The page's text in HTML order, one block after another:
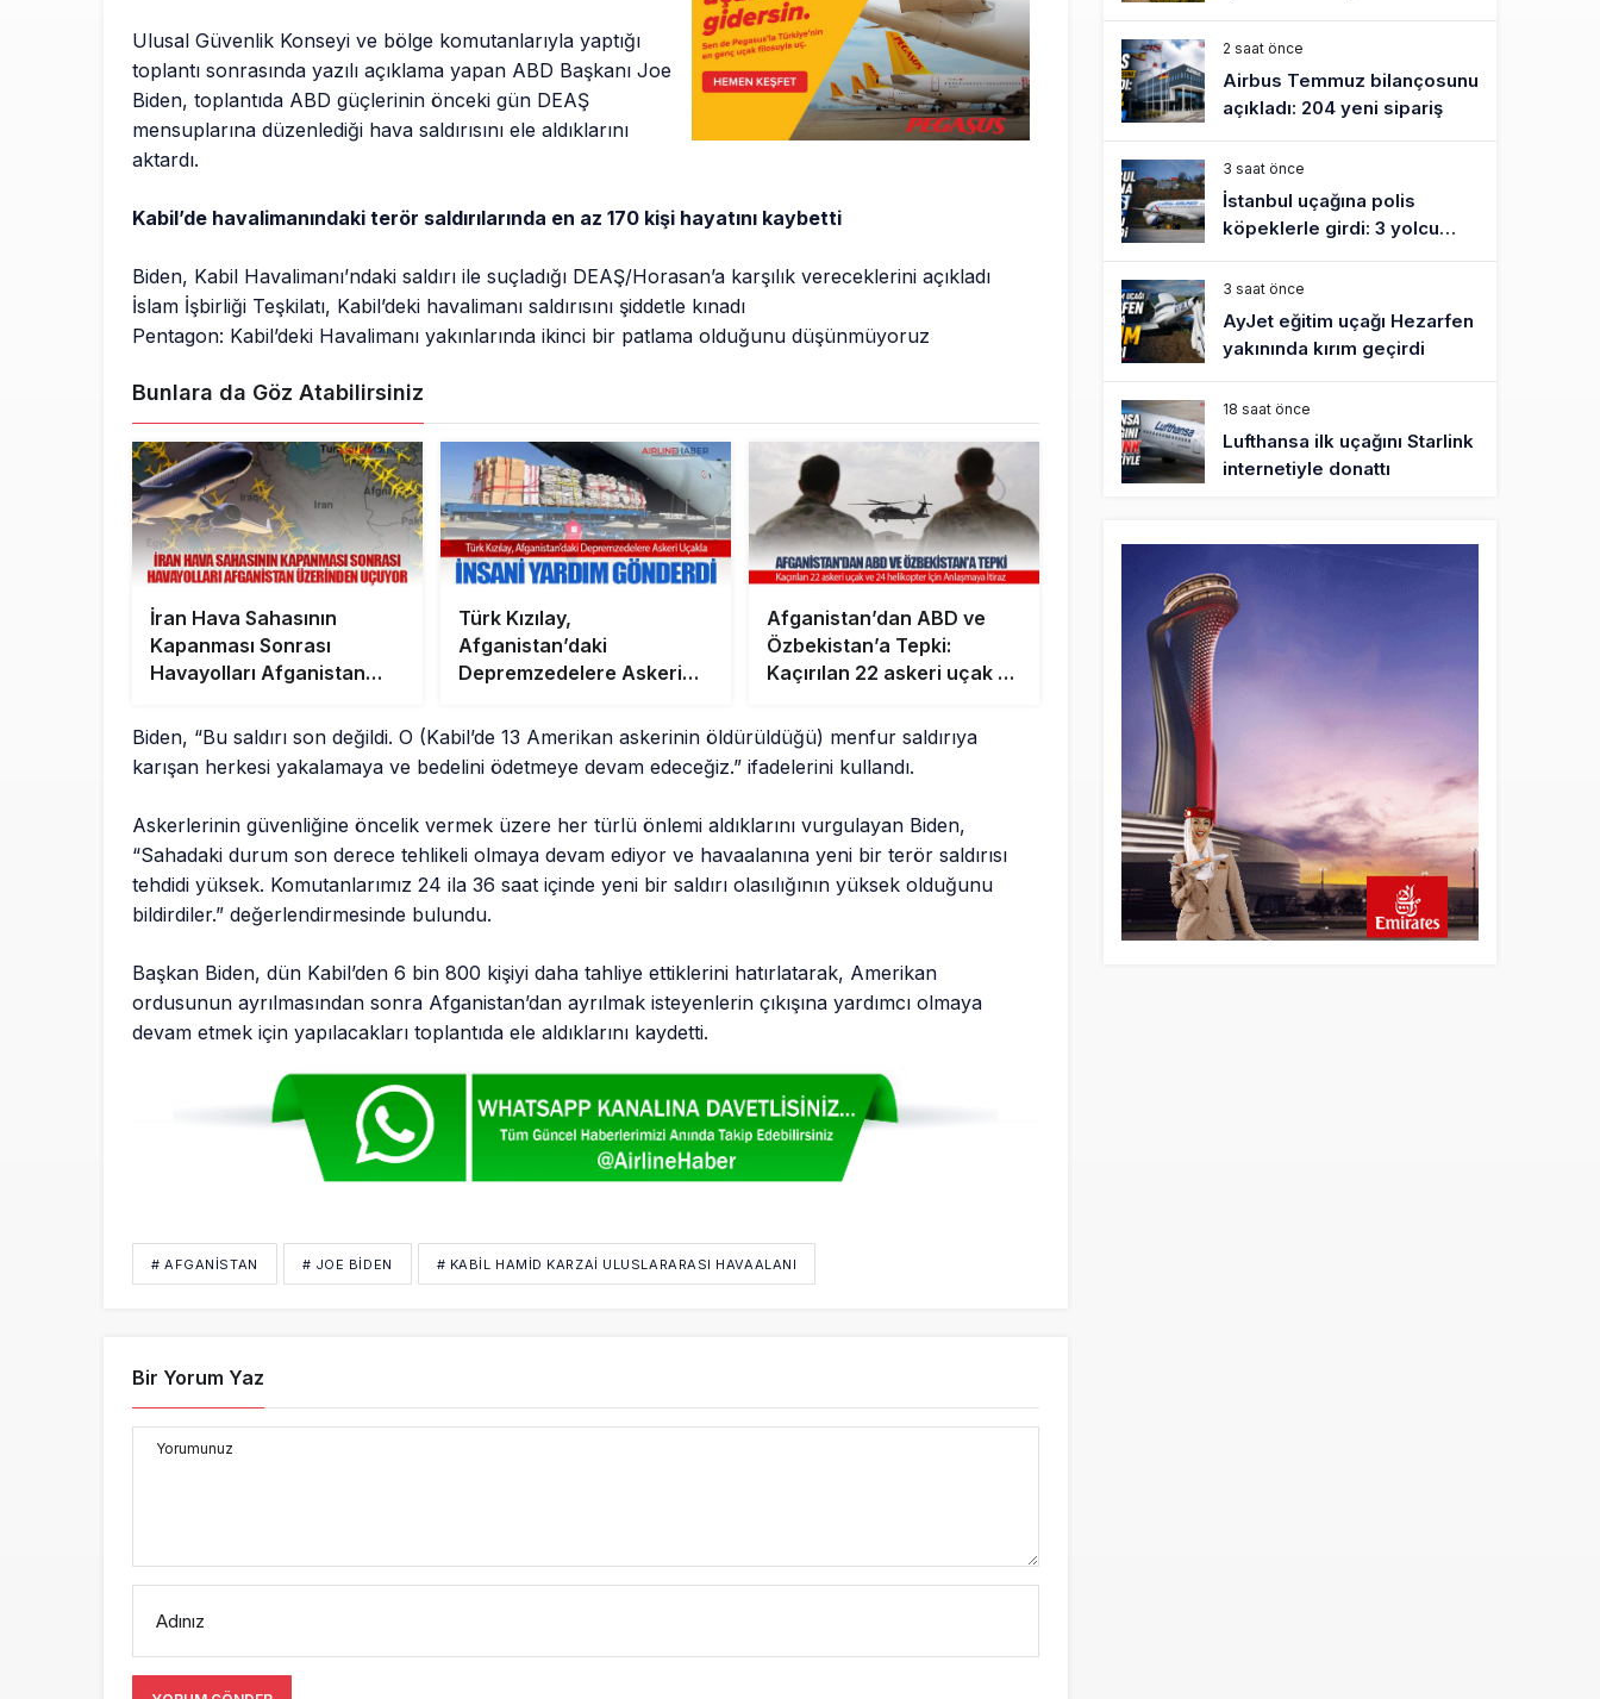
Ulusal Güvenlik Konseyi ve bölge komutanlarıyla yaptığı
toplantı sonrasında yazılı açıklama yapan ABD Başkanı Joe
Biden, toplantıda ABD güçlerinin önceki gün DEAŞ
mensuplarına düzenlediği hava saldırısını ele aldıklarını
aktardı.
Kabil’de havalimanındaki terör saldırılarında en az 170 kişi hayatını kaybetti
Biden, Kabil Havalimanı’ndaki saldırı ile suçladığı DEAŞ/Horasan’a karşılık vereceklerini açıkladı
İslam İşbirliği Teşkilatı, Kabil’deki havalimanı saldırısını şiddetle kınadı
Pentagon: Kabil’deki Havalimanı yakınlarında ikinci bir patlama olduğunu düşünmüyoruz
Bunlara da Göz Atabilirsiniz
İran Hava Sahasının
Kapanması Sonrası
Havayolları Afganistan
Türk Kızılay,
Afganistan’daki
Depremzedelere Askeri
Gönderdi
Afganistan’dan ABD ve
Özbekistan’a Tepki:
Kaçırılan 22 askeri uçak ve
Anlaşmaya İtiraz
Biden, “Bu saldırı son değildi. O (Kabil’de 13 Amerikan askerinin öldürüldüğü) menfur saldırıya
karışan herkesi yakalamaya ve bedelini ödetmeye devam edeceğiz.” ifadelerini kullandı.
Askerlerinin güvenliğine öncelik vermek üzere her türlü önlemi aldıklarını vurgulayan Biden,
“Sahadaki durum son derece tehlikeli olmaya devam ediyor ve havaalanına yeni bir terör saldırısı
tehdidi yüksek. Komutanlarımız 24 ila 36 saat içinde yeni bir saldırı olasılığının yüksek olduğunu
bildirdiler.” değerlendirmesinde bulundu.
Başkan Biden, dün Kabil’den 6 bin 800 kişiyi daha tahliye ettiklerini hatırlatarak, Amerikan
ordusunun ayrılmasından sonra Afganistan’dan ayrılmak isteyenlerin çıkışına yardımcı olmaya
devam etmek için yapılacakları toplantıda ele aldıklarını kaydetti.
# AFGANISTAN # JOE BIDEN # KABIL HAMID KARZAI ULUSLARARASI HAVAALANI
Bir Yorum Yaz
Yorumunuz
Adınız
2 saat önce
Airbus Temmuz bilançosunu
açıkladı: 204 yeni sipariş
3 saat önce
İstanbul uçağına polis
köpeklerle girdi: 3 yolcu
indirildi
3 saat önce
AyJet eğitim uçağı Hezarfen
yakınında kırım geçirdi
18 saat önce
Lufthansa ilk uçağını Starlink
internetiyle donattı
Norwegian Uçağına Polis
Müdahalesi
20 saat önce
British Airways A380
seferlerini yüzde 28
azaltıyor
Çiti aştı, bakım uçağına girdi:
Uyurken yakalandı
22 saat önce
İki hayalet uçak, iki farklı